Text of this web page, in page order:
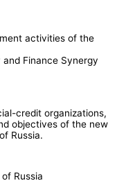
activities of the
Finance Synergy
credit organizations,
objectives of the new
Russia.
Russia